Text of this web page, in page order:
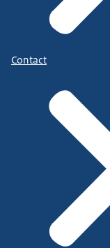
Contact